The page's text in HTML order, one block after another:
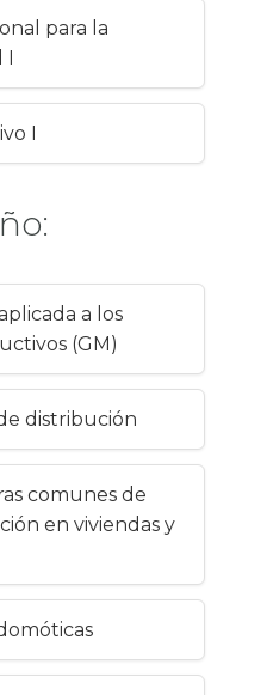
para la
I
a los
(GM)
distribución
comunes de
en viviendas y